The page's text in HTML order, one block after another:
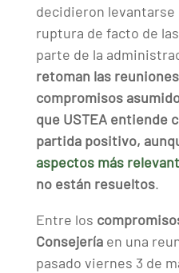
decidieron levantarse
ruptura de facto de
parte de la
retoman las
compromisos
que USTEA entiende
partida positivo,
aspectos más
no están resueltos.
Entre los
Consejeríaen una
pasado viernes 3 de